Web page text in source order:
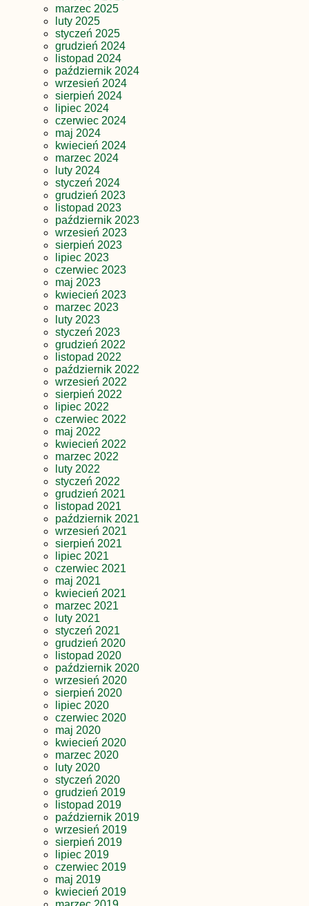
marzec 2025
luty 2025
styczeń 2025
grudzień 2024
listopad 2024
październik 2024
wrzesień 2024
sierpień 2024
lipiec 2024
czerwiec 2024
maj 2024
kwiecień 2024
marzec 2024
luty 2024
styczeń 2024
grudzień 2023
listopad 2023
październik 2023
wrzesień 2023
sierpień 2023
lipiec 2023
czerwiec 2023
maj 2023
kwiecień 2023
marzec 2023
luty 2023
styczeń 2023
grudzień 2022
listopad 2022
październik 2022
wrzesień 2022
sierpień 2022
lipiec 2022
czerwiec 2022
maj 2022
kwiecień 2022
marzec 2022
luty 2022
styczeń 2022
grudzień 2021
listopad 2021
październik 2021
wrzesień 2021
sierpień 2021
lipiec 2021
czerwiec 2021
maj 2021
kwiecień 2021
marzec 2021
luty 2021
styczeń 2021
grudzień 2020
listopad 2020
październik 2020
wrzesień 2020
sierpień 2020
lipiec 2020
czerwiec 2020
maj 2020
kwiecień 2020
marzec 2020
luty 2020
styczeń 2020
grudzień 2019
listopad 2019
październik 2019
wrzesień 2019
sierpień 2019
lipiec 2019
czerwiec 2019
maj 2019
kwiecień 2019